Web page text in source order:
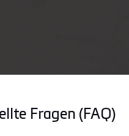
Fragen (FAQ)